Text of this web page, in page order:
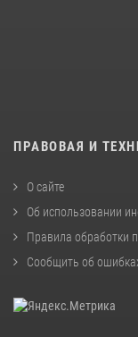
ПРАВОВАЯ И
О сайте
Об использовании
Правила обработки
Сообщить об